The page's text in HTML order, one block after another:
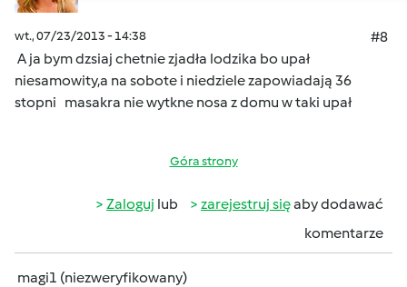
wt., 07/23/2013 - 14:38
#8
A ja bym dzsiaj chetnie zjadła lodzika bo upał
niesamowity,a na sobote i niedziele zapowiadają 36
stopni masakra nie wytkne nosa z domu w taki upał
Góra strony
Zaloguj lub zarejestruj sięaby dodawać
komentarze
magi1 (niezweryfikowany)